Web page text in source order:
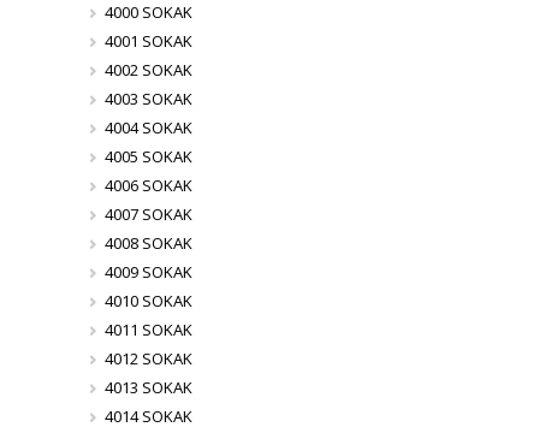
4000 SOKAK
4001 SOKAK
4002 SOKAK
4003 SOKAK
4004 SOKAK
4005 SOKAK
4006 SOKAK
4007 SOKAK
4008 SOKAK
4009 SOKAK
4010 SOKAK
4011 SOKAK
4012 SOKAK
4013 SOKAK
4014 SOKAK